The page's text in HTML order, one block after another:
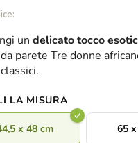
un delicato tocco
parete Tre donne
LA MISURA
x 48 cm 65